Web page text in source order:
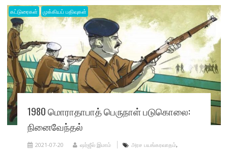
கட்டுரைகள் முக்கியப் பதிவுகள்
1980 மொராதாபாத் பெருநாள் படுகொலை:
நினைவேந்தல்
2021-07-20 ஷர்ஜீல் இமாம் அரச பயங்கரவாதம்,